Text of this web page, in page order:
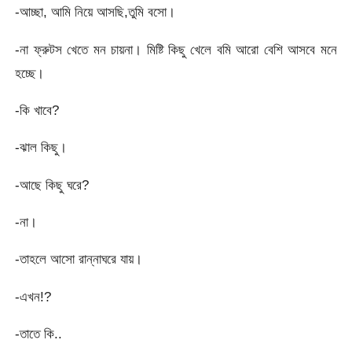
-আচ্ছা, আমি নিয়ে আসছি,তুমি বসো।
-না ফ্রুটস খেতে মন চায়না। মিষ্টি কিছু খেলে বমি আরো বেশি আসবে মনে
হচ্ছে।
-কি খাবে?
-ঝাল কিছু।
-আছে কিছু ঘরে?
-না।
-তাহলে আসো রান্নাঘরে যায়।
-এখন!?
-তাতে কি..